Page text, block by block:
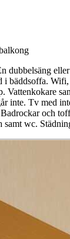
dubbelsäng
i bäddsoffa.
Vattenkokare
inte. Tv med
och
samt wc.